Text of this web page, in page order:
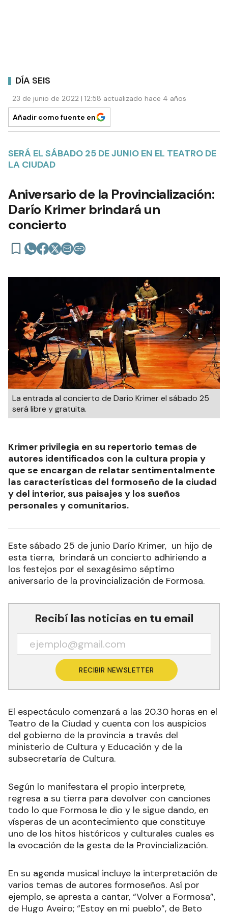
DÍA SEIS
23 de junio de 2022 | 12:58 actualizado hace 4 años
Añadir como fuente en
SERÁ EL SÁBADO 25 DE JUNIO EN EL TEATRO DE
LA CIUDAD
Aniversario de la Provincialización:
Darío Krimer brindará un
concierto
La entrada al concierto de Dario Krimer el sábado 25
será libre y gratuita.
Krimer privilegia en su repertorio temas de
autores identificados con la cultura propia y
que se encargan de relatar sentimentalmente
las características del formoseño de la ciudad
y del interior, sus paisajes y los sueños
personales y comunitarios.
Este sábado 25 de junio Darío Krimer, un hijo de
esta tierra, brindará un concierto adhiriendo a
los festejos por el sexagésimo séptimo
aniversario de la provincialización de Formosa.
Recibí las noticias en tu email
RECIBIR NEWSLETTER
El espectáculo comenzará a las 20.30 horas en el
Teatro de la Ciudad y cuenta con los auspicios
del gobierno de la provincia a través del
ministerio de Cultura y Educación y de la
subsecretaría de Cultura.
Según lo manifestara el propio interprete,
regresa a su tierra para devolver con canciones
todo lo que Formosa le dio y le sigue dando, en
vísperas de un acontecimiento que constituye
uno de los hitos históricos y culturales cuales es
la evocación de la gesta de la Provincialización.
En su agenda musical incluye la interpretación de
varios temas de autores formoseños. Así por
ejemplo, se apresta a cantar, “Volver a Formosa”,
de Hugo Aveiro; “Estoy en mi pueblo”, de Beto